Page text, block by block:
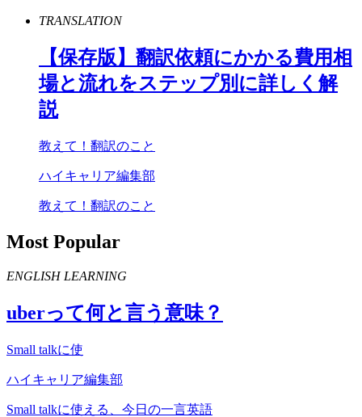
TRANSLATION
【保存版】翻訳依頼にかかる費用相
場と流れをステップ別に詳しく解
説
教えて！翻訳のこと
ハイキャリア編集部
教えて！翻訳のこと
Most Popular
ENGLISH LEARNING
uberって何と言う意味？
Small talkに使
ハイキャリア編集部
Small talkに使える、今日の一言英語